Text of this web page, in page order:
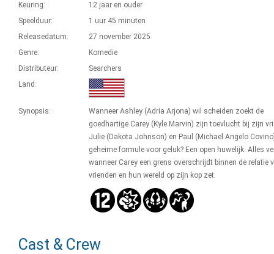
Keuring:
12 jaar en ouder
Speelduur:
1 uur 45 minuten
Releasedatum:
27 november 2025
Genre:
Komedie
Distributeur:
Searchers
Land:
Synopsis:
Wanneer Ashley (Adria Arjona) wil scheiden zoekt de
goedhartige Carey (Kyle Marvin) zijn toevlucht bij zijn
Julie (Dakota Johnson) en Paul (Michael Angelo
geheime formule voor geluk? Een open huwelijk. Alles
wanneer Carey een grens overschrijdt binnen de relatie
vrienden en hun wereld op zijn kop zet.
Cast & Crew